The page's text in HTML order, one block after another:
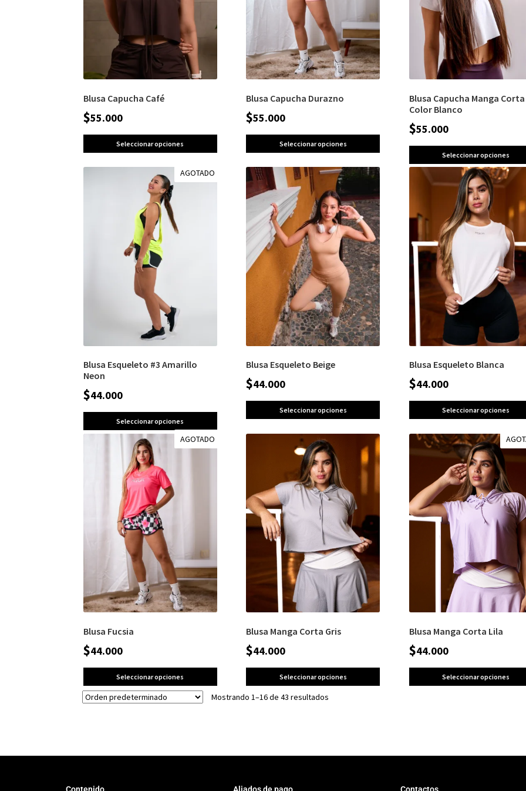
Blusa Capucha Café
$55.000
Seleccionar opciones
Blusa Capucha Durazno
$55.000
Seleccionar opciones
Blusa Capucha Manga Corta
Color Blanco
$55.000
Seleccionar opciones
AGOTADO
Blusa Esqueleto #3 Amarillo
Neon
$44.000
Seleccionar opciones
Blusa Esqueleto Beige
$44.000
Seleccionar opciones
Blusa Esqueleto Blanca
$44.000
Seleccionar opciones
AGOTADO
Blusa Fucsia
$44.000
Seleccionar opciones
Blusa Manga Corta Gris
$44.000
Seleccionar opciones
Blusa Manga Corta Lila
$44.000
Seleccionar opciones
Mostrando 1–16 de 43 resultados